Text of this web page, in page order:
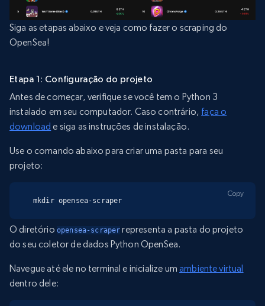
Siga as etapas abaixo e veja como fazer o scraping do
OpenSea!
Etapa 1: Configuração do projeto
Antes de começar, verifique se você tem o Python 3
instalado em seu computador. Caso contrário, faça o
download e siga as instruções de instalação.
Use o comando abaixo para criar uma pasta para seu
projeto:
mkdir opensea-scraper
Copy
O diretório opensea-scraper representa a pasta do projeto
do seu coletor de dados Python OpenSea.
Navegue até ele no terminal e inicialize umambiente virtual
dentro dele: